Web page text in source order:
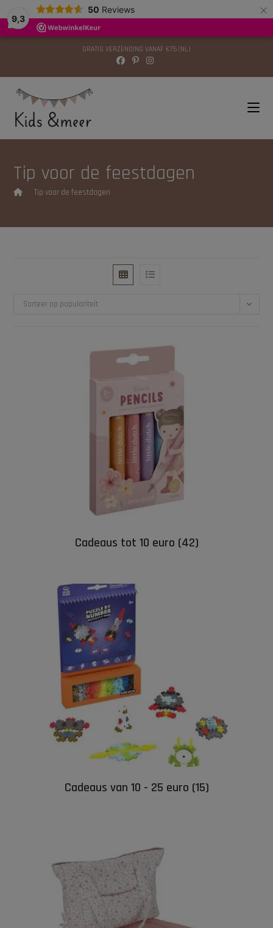
9,3
50 Reviews ×
GRATIS VERZENDING VANAF €75 (NL)
Tip voor de feestdagen
Tip voor de feestdagen
Sorteer op populariteit
Cadeaus tot 10 euro (42)
Cadeaus van 10 - 25 euro (15)